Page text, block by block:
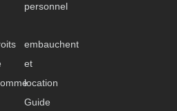
personnel
embauchent
et
location
Guide